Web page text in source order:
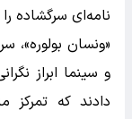
نامه‌ای سرگشاده
«ونسان بولوره»،
و سینما ابراز
دادند که تمرکز